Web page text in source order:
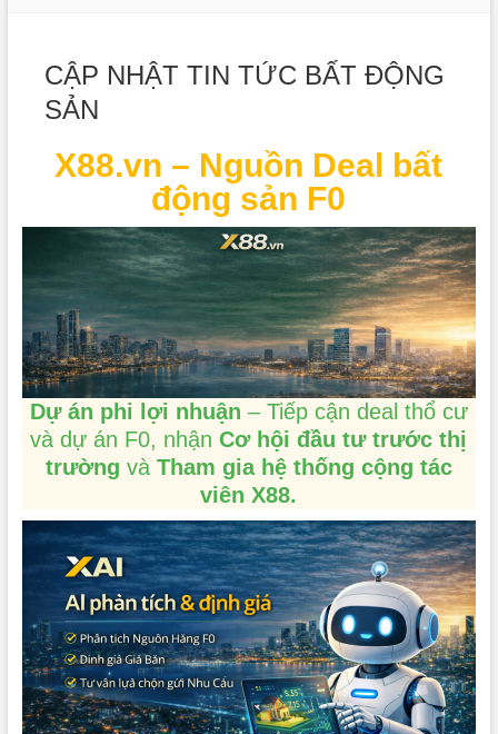
CẬP NHẬT TIN TỨC BẤT ĐỘNG
SẢN
X88.vn – Nguồn Deal bất
động sản F0
Dự án phi lợi nhuận – Tiếp cận deal thổ cư
và dự án F0, nhậnCơ hội đầu tư trước thị
trường vàTham gia hệ thống cộng tác
viên X88.